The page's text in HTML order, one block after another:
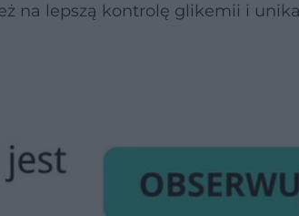
na lepszą kontrolę glikemii i